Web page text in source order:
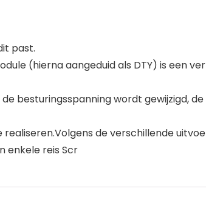
past.
(hierna aangeduid als DTY) is een
besturingsspanning wordt gewijzigd,
de verschillende
enkele reis Scr